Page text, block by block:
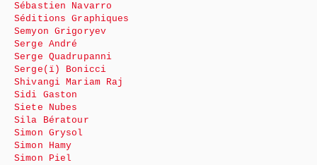
Sébastien Navarro
Séditions Graphiques
Semyon Grigoryev
Serge André
Serge Quadrupanni
Serge(ï) Bonicci
Shivangi Mariam Raj
Sidi Gaston
Siete Nubes
Sila Bératour
Simon Grysol
Simon Hamy
Simon Piel